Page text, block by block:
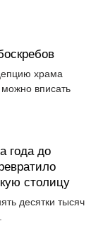
храма
вписать
года до
столицу
десятки тысяч